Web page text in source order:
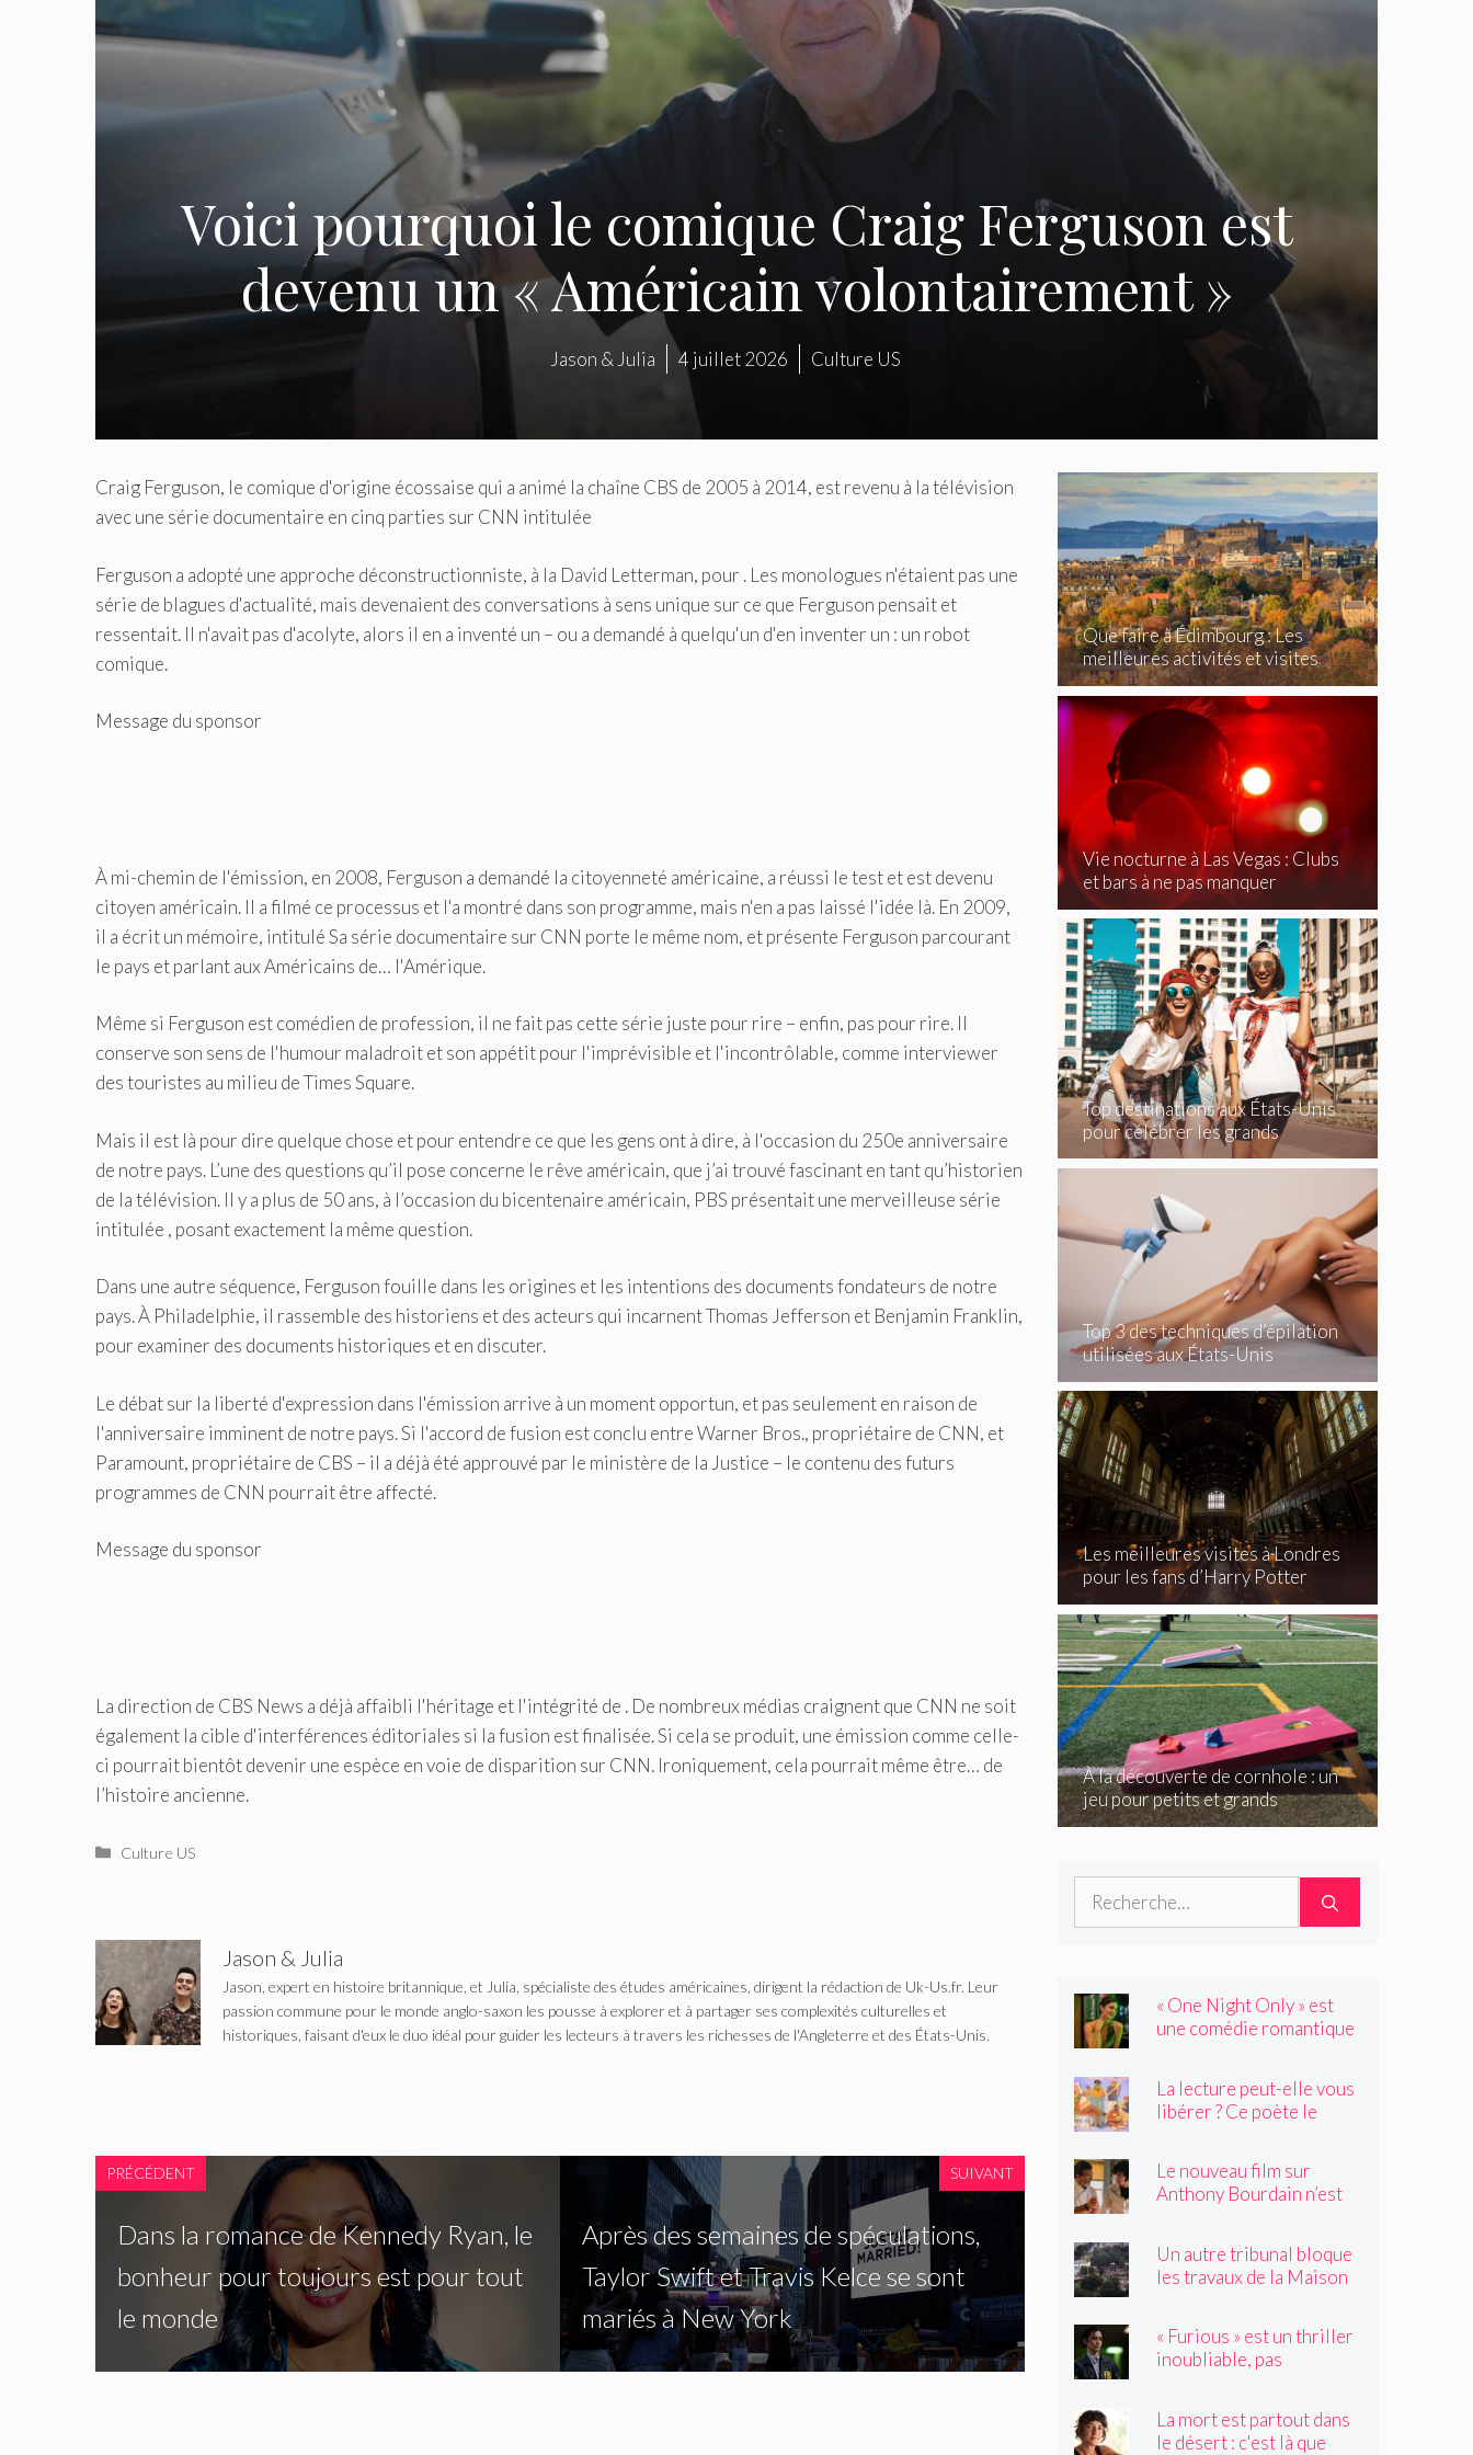
Voici pourquoi le comique Craig Ferguson est
devenu un « Américain volontairement »
Jason & Julia 4 juillet 2026 Culture US
Craig Ferguson, le comique d'origine écossaise qui a animé la chaîne CBS de 2005 à 2014, est revenu à la télévision
avec une série documentaire en cinq parties sur CNN intitulée
Ferguson a adopté une approche déconstructionniste, à la David Letterman, pour . Les monologues n'étaient pas une
série de blagues d'actualité, mais devenaient des conversations à sens unique sur ce que Ferguson pensait et
ressentait. Il n'avait pas d'acolyte, alors il en a inventé un – ou a demandé à quelqu'un d'en inventer un : un robot
comique.
Message du sponsor
À mi-chemin de l'émission, en 2008, Ferguson a demandé la citoyenneté américaine, a réussi le test et est devenu
citoyen américain. Il a filmé ce processus et l'a montré dans son programme, mais n'en a pas laissé l'idée là. En 2009,
il a écrit un mémoire, intitulé Sa série documentaire sur CNN porte le même nom, et présente Ferguson parcourant
le pays et parlant aux Américains de… l'Amérique.
Même si Ferguson est comédien de profession, il ne fait pas cette série juste pour rire – enfin, pas pour rire. Il
conserve son sens de l'humour maladroit et son appétit pour l'imprévisible et l'incontrôlable, comme interviewer
des touristes au milieu de Times Square.
Mais il est là pour dire quelque chose et pour entendre ce que les gens ont à dire, à l'occasion du 250e anniversaire
de notre pays. L’une des questions qu’il pose concerne le rêve américain, que j’ai trouvé fascinant en tant qu’historien
de la télévision. Il y a plus de 50 ans, à l’occasion du bicentenaire américain, PBS présentait une merveilleuse série
intitulée , posant exactement la même question.
Dans une autre séquence, Ferguson fouille dans les origines et les intentions des documents fondateurs de notre
pays. À Philadelphie, il rassemble des historiens et des acteurs qui incarnent Thomas Jefferson et Benjamin Franklin,
pour examiner des documents historiques et en discuter.
Le débat sur la liberté d'expression dans l'émission arrive à un moment opportun, et pas seulement en raison de
l'anniversaire imminent de notre pays. Si l'accord de fusion est conclu entre Warner Bros., propriétaire de CNN, et
Paramount, propriétaire de CBS – il a déjà été approuvé par le ministère de la Justice – le contenu des futurs
programmes de CNN pourrait être affecté.
Message du sponsor
La direction de CBS News a déjà affaibli l'héritage et l'intégrité de . De nombreux médias craignent que CNN ne soit
également la cible d'interférences éditoriales si la fusion est finalisée. Si cela se produit, une émission comme celle-
ci pourrait bientôt devenir une espèce en voie de disparition sur CNN. Ironiquement, cela pourrait même être… de
l’histoire ancienne.
Catégories
Culture US
Jason & Julia
Jason, expert en histoire britannique, et Julia, spécialiste des études américaines, dirigent la rédaction de Uk-Us.fr. Leur
passion commune pour le monde anglo-saxon les pousse à explorer et à partager ses complexités culturelles et
historiques, faisant d'eux le duo idéal pour guider les lecteurs à travers les richesses de l'Angleterre et des États-Unis.
PRÉCÉDENT
Dans la romance de Kennedy Ryan, le
bonheur pour toujours est pour tout
le monde
SUIVANT
Après des semaines de spéculations,
Taylor Swift et Travis Kelce se sont
mariés à New York
Que faire à Édimbourg : Les
meilleures activités et visites
incontournables
Vie nocturne à Las Vegas : Clubs
et bars à ne pas manquer
Top destinations aux États-Unis
pour célébrer les grands
événements
Top 3 des techniques d’épilation
utilisées aux États-Unis
Les meilleures visites à Londres
pour les fans d’Harry Potter
À la découverte de cornhole : un
jeu pour petits et grands
Rechercher :
« One Night Only » est
une comédie romantique
La lecture peut-elle vous
libérer ? Ce poète le
Le nouveau film sur
Anthony Bourdain n’est
Un autre tribunal bloque
les travaux de la Maison
suprême
« Furious » est un thriller
inoubliable, pas
La mort est partout dans
le désert : c'est là que